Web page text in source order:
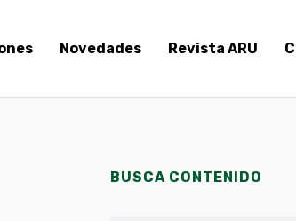
Novedades Revista ARU
BUSCA CONTENIDO